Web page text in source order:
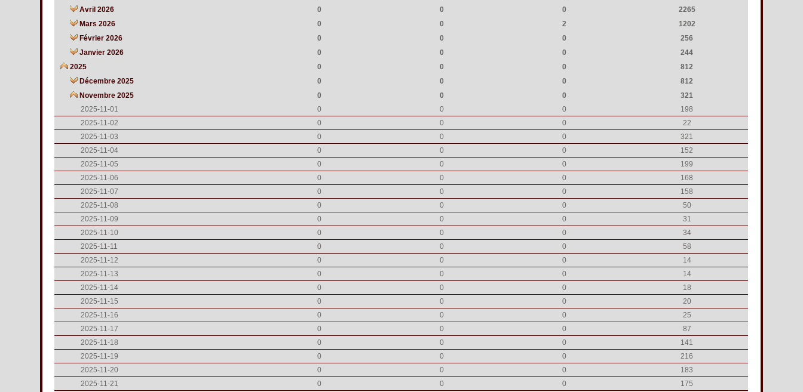
Avril 2026
0 0 0
2265
Mars 2026
0 0 2
1202
Février 2026
0 0 0
256
Janvier 2026
0 0 0
244
2025
0 0 0
812
Décembre 2025
0 0 0
812
Novembre 2025
0 0 0
321
2025-11-01
0 0 0
198
2025-11-02
0 0 0
22
2025-11-03
0 0 0
321
2025-11-04
0 0 0
152
2025-11-05
0 0 0
199
2025-11-06
0 0 0
168
2025-11-07
0 0 0
158
2025-11-08
0 0 0
50
2025-11-09
0 0 0
31
2025-11-10
0 0 0
34
2025-11-11
0 0 0
58
2025-11-12
0 0 0
14
2025-11-13
0 0 0
14
2025-11-14
0 0 0
18
2025-11-15
0 0 0
20
2025-11-16
0 0 0
25
2025-11-17
0 0 0
87
2025-11-18
0 0 0
141
2025-11-19
0 0 0
216
2025-11-20
0 0 0
183
2025-11-21
0 0 0
175